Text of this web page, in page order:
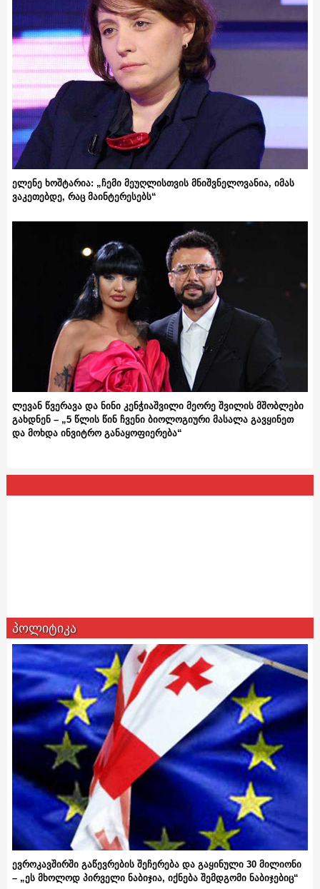
ელენე ხოშტარია: „ჩემი მეუღლისთვის მნიშვნელოვანია, იმას
ვაკეთებდე, რაც მაინტერესებს“
ლევან წვერავა და ნინი კენჭიაშვილი მეორე შვილის მშობლები
გახდნენ – „5 წლის წინ ჩვენი ბიოლოგიური მასალა გავყინეთ
და მოხდა ინვიტრო განაყოფიერება“
პოლიტიკა
ევროკავშირში გაწევრების შეჩერება და გაყინული 30 მილიონი
– „ეს მხოლოდ პირველი ნაბიჯია, იქნება შემდგომი ნაბიჯებიც“